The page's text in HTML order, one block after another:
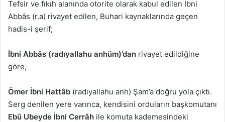
Tefsir ve fıkıh alanında otorite olarak kabul edilen İbni
Abbâs (r.a) rivayet edilen, Buhari kaynaklarında geçen
hadis-i şerif;
İbni Abbâs (radıyallahu anhüm)’dan rivayet edildiğine
göre,
Ömer İbni Hattâb (radıyallahu anh) Şam’a doğru yola çıktı.
Serg denilen yere varınca, kendisini orduların başkomutanı
Ebû Ubeyde İbni Cerrâh ile komuta kademesindeki